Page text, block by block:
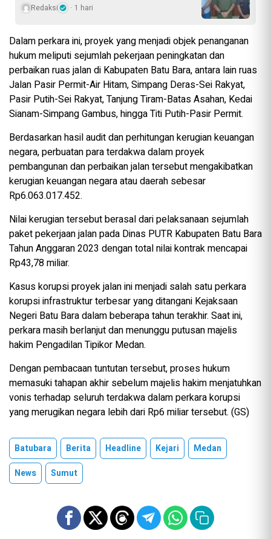
Redaksi 1 hari
Dalam perkara ini, proyek yang menjadi objek penanganan
hukum meliputi sejumlah pekerjaan peningkatan dan
perbaikan ruas jalan di Kabupaten Batu Bara, antara lain ruas
Jalan Pasir Permit-Air Hitam, Simpang Deras-Sei Rakyat,
Pasir Putih-Sei Rakyat, Tanjung Tiram-Batas Asahan, Kedai
Sianam-Simpang Gambus, hingga Titi Putih-Pasir Permit.
Berdasarkan hasil audit dan perhitungan kerugian keuangan
negara, perbuatan para terdakwa dalam proyek
pembangunan dan perbaikan jalan tersebut mengakibatkan
kerugian keuangan negara atau daerah sebesar
Rp6.063.017.452.
Nilai kerugian tersebut berasal dari pelaksanaan sejumlah
paket pekerjaan jalan pada Dinas PUTR Kabupaten Batu Bara
Tahun Anggaran 2023 dengan total nilai kontrak mencapai
Rp43,78 miliar.
Kasus korupsi proyek jalan ini menjadi salah satu perkara
korupsi infrastruktur terbesar yang ditangani Kejaksaan
Negeri Batu Bara dalam beberapa tahun terakhir. Saat ini,
perkara masih berlanjut dan menunggu putusan majelis
hakim Pengadilan Tipikor Medan.
Dengan pembacaan tuntutan tersebut, proses hukum
memasuki tahapan akhir sebelum majelis hakim menjatuhkan
vonis terhadap seluruh terdakwa dalam perkara korupsi
yang merugikan negara lebih dari Rp6 miliar tersebut. (GS)
Batubara Berita Headline Kejari
Medan
News
Sumut